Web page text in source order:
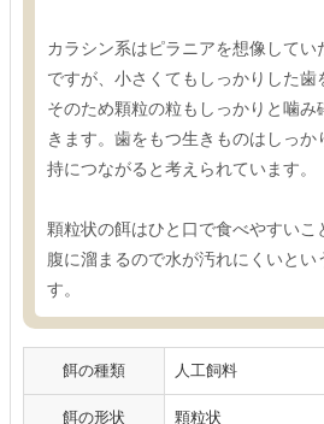
カラシン系はピラニアを想像してい
ですが、小さくてもしっかりした歯
そのため顆粒の粒もしっかりと噛
きます。歯をもつ生きものはしっか
持につながると考えられています。
顆粒状の餌はひと口で食べやすいこ
腹に溜まるので水が汚れにくいとい
す。
餌の種類 人工飼料
餌の形状 顆粒状